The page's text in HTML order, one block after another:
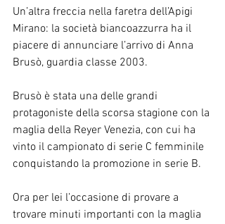
Un’altra freccia nella faretra dell’Apigi
Mirano: la società biancoazzurra ha il
piacere di annunciare l’arrivo di Anna
Brusò, guardia classe 2003.
Brusò è stata una delle grandi
protagoniste della scorsa stagione con la
maglia della Reyer Venezia, con cui ha
vinto il campionato di serie C femminile
conquistando la promozione in serie B.
Ora per lei l’occasione di provare a
trovare minuti importanti con la maglia